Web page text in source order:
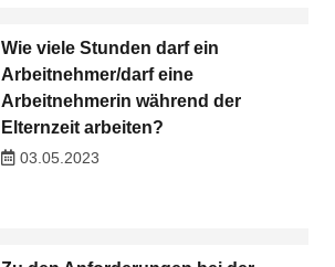
Wie viele Stunden darf ein
Arbeitnehmer/darf eine
Arbeitnehmerin während der
Elternzeit arbeiten?
03.05.2023